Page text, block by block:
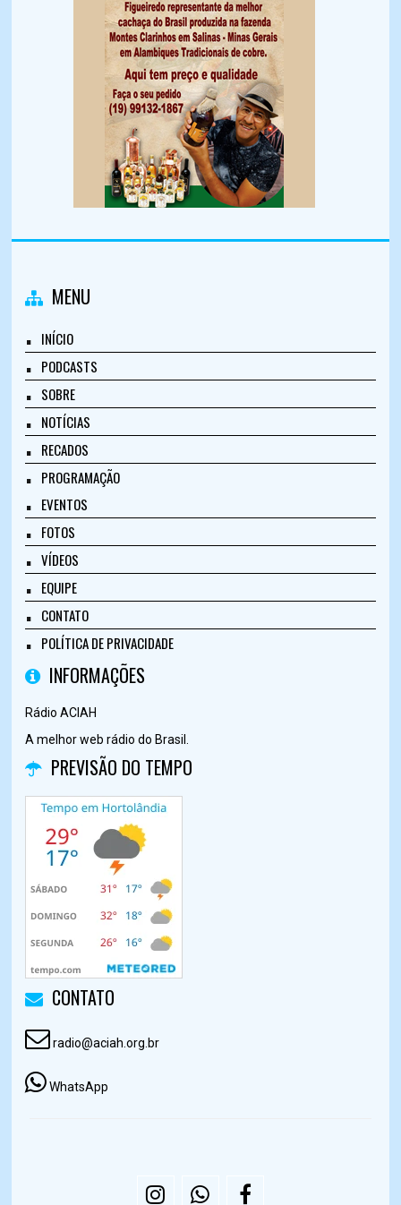
MENU
INÍCIO
PODCASTS
SOBRE
NOTÍCIAS
RECADOS
PROGRAMAÇÃO
EVENTOS
FOTOS
VÍDEOS
EQUIPE
CONTATO
POLÍTICA DE PRIVACIDADE
INFORMAÇÕES
Rádio ACIAH
A melhor web rádio do Brasil.
PREVISÃO DO TEMPO
CONTATO
radio@aciah.org.br
WhatsApp